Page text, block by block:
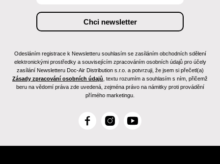
Odesláním registrace k Newsletteru souhlasím se zasíláním obchodních sdělení
elektronickými prostředky a souvisejícím zpracováním osobních údajů pro účely
zasílání Newsletteru Doc-Air Distribution s.r.o. a potvrzuji, že jsem si přečetl(a)
Zásady zpracování osobních údajů , textu rozumím a souhlasím s ním, přičemž
beru na vědomí práva zde uvedená, zejména právo na námitky proti provádění
přímého marketingu.
F
c
I
s
Y
u